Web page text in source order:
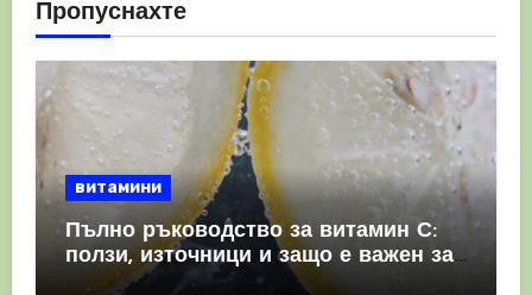
Пропуснахте
витамини
Пълно ръководство за витамин С:
ползи, източници и защо е важен за
имунната система